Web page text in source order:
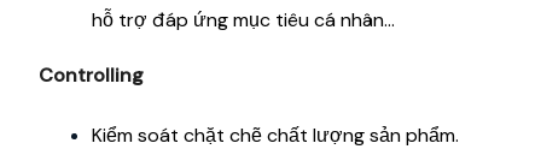
hỗ trợ đáp ứng mục tiêu cá nhân…
Controlling
Kiểm soát chặt chẽ chất lượng sản phẩm.